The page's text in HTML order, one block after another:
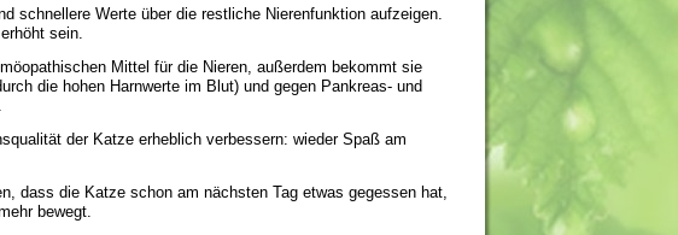
schnellere Werte über die restliche Nierenfunktion aufzeigen.
sein.
Mittel für die Nieren, außerdem bekommt sie
die hohen Harnwerte im Blut) und gegen Pankreas- und
der Katze erheblich verbessern: wieder Spaß am
dass die Katze schon am nächsten Tag etwas gegessen hat,
bewegt.